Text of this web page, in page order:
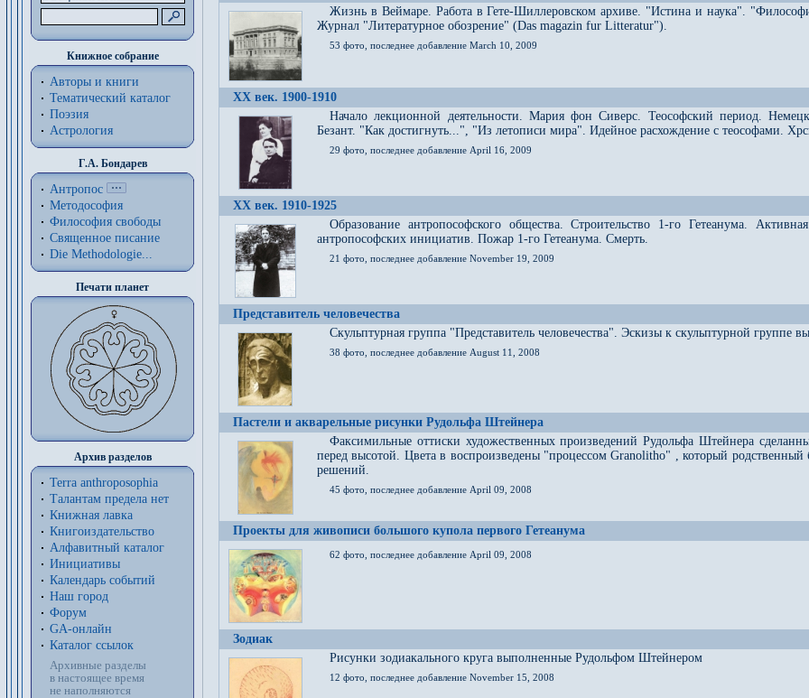
Книжное собрание
Авторы и книги
Тематический каталог
Поэзия
Астрология
Г.А. Бондарев
Антропос
Методософия
Философия cвободы
Священное писание
Die Methodologie...
Печати планет
Архив разделов
Terra anthroposophia
Талантам предела нет
Книжная лавка
Книгоиздательство
Алфавитный каталог
Инициативы
Календарь событий
Наш город
Форум
GA-онлайн
Каталог ссылок
Архивные разделы
в настоящее время
не наполняются
Жизнь в Веймаре. Работа в Гете-Шиллеровском архиве. "Истина и наука".
Журнал "Литературное обозрение" (Das magazin fur Litteratur").
53 фото, последнее добавление March 10, 2009
XX век. 1900-1910
Начало лекционной деятельности. Мария фон Сиверс. Теософский период.
Безант. "Как достигнуть...", "Из летописи мира". Идейное расхождение с теософами.
29 фото, последнее добавление April 16, 2009
XX век. 1910-1925
Образование антропософского общества. Строительство 1-го Гетеанума.
антропософских инициатив. Пожар 1-го Гетеанума. Смерть.
21 фото, последнее добавление November 19, 2009
Представитель человечества
Скульптурная группа "Представитель человечества". Эскизы к скульптурной
38 фото, последнее добавление August 11, 2008
Пастели и акварельные рисунки Рудольфа Штейнера
Факсимильные оттиски художественных произведений Рудольфа Штейнера
перед высотой. Цвета в воспроизведены "процессом Granolitho" , который
решений.
45 фото, последнее добавление April 09, 2008
Проекты для живописи большого купола первого Гетеанума
62 фото, последнее добавление April 09, 2008
Зодиак
Рисунки зодиакального круга выполненные Рудольфом Штейнером
12 фото, последнее добавление November 15, 2008